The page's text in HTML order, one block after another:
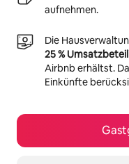
aufnehmen.
Die
25 %
Airbnb erhältst.
Einkünfte